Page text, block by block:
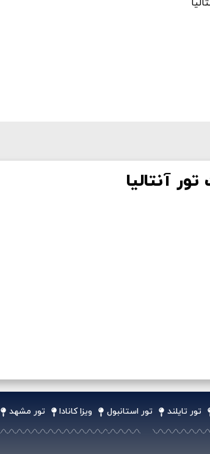
آنتالیا
تور تایلند تور استانبول ویزا کانادا تور مشهد